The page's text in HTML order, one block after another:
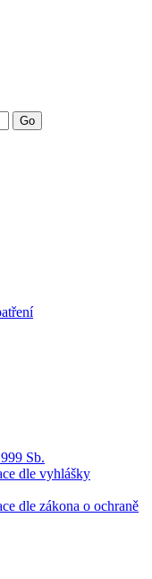
Go
Sb.
dle vyhlášky
dle zákona o ochraně